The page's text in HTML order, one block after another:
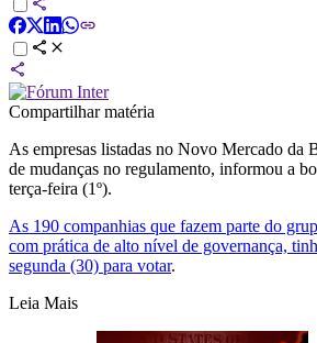
Compartilhar matéria
As empresas listadas no Novo Mercado da
de mudanças no regulamento, informou a
terça-feira (1º).
As 190 companhias que fazem parte do
com prática de alto nível de governança,
segunda (30) para votar.
Leia Mais